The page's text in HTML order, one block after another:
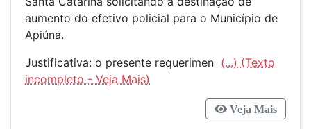
aumento do efetivo policial para o Município de
Apiúna.
Justificativa: o presente requerimen (...)
Veja Mais